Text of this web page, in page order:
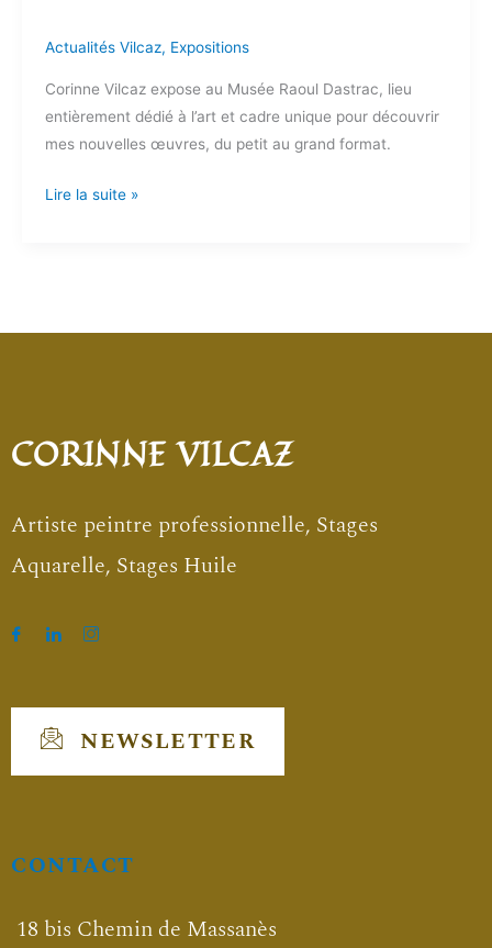
Actualités Vilcaz, Expositions
Corinne Vilcaz expose au Musée Raoul Dastrac, lieu
entièrement dédié à l’art et cadre unique pour découvrir
mes nouvelles œuvres, du petit au grand format.
Lire la suite »
CORINNE VILCAZ
Artiste peintre professionnelle, Stages
Aquarelle, Stages Huile
NEWSLETTER
CONTACT
18 bis Chemin de Massanès